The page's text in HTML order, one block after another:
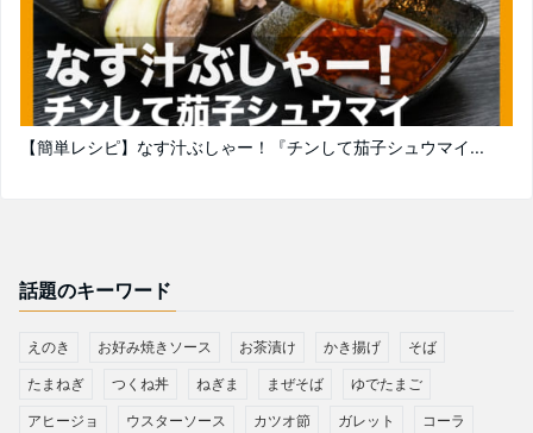
【簡単レシピ】なす汁ぶしゃー！『チンして茄子シュウマイ...
話題のキーワード
えのき お好み焼きソース お茶漬け かき揚げ そば
たまねぎ つくね丼 ねぎま まぜそば ゆでたまご
アヒージョ ウスターソース カツオ節 ガレット コーラ